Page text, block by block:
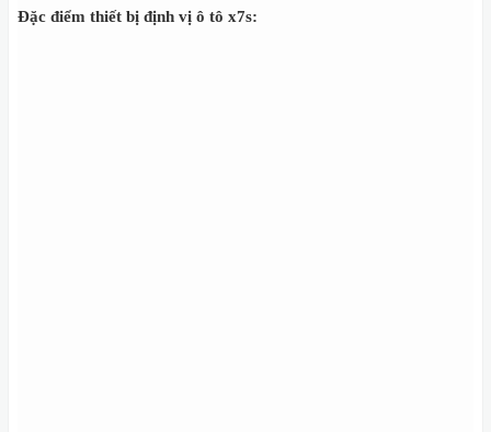
Đặc điểm thiết bị định vị ô tô x7s: